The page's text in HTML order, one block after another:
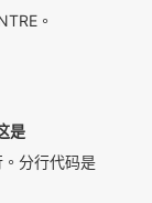
。
是
分行代码是